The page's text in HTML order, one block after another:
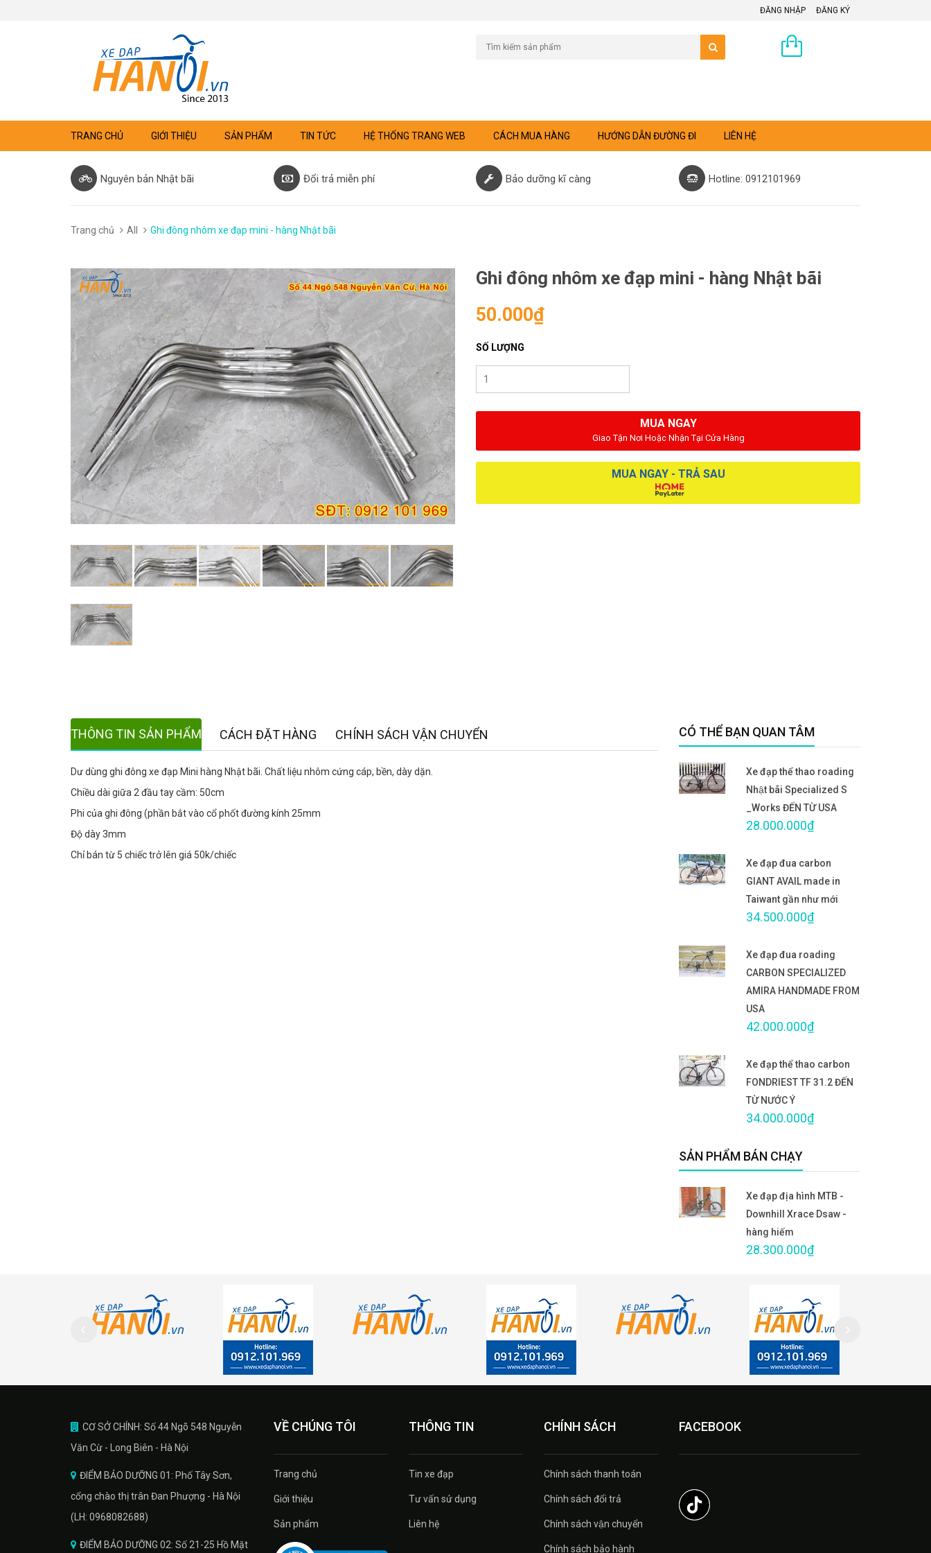
ĐĂNG NHẬP ĐĂNG KÝ
TRANG CHỦ GIỚI THIỆU SẢN PHẨM TIN TỨC HỆ THỐNG TRANG WEB CÁCH MUA HÀNG HƯỚNG DẪN ĐƯỜNG ĐI LIÊN HỆ
Nguyên bản Nhật bãi Đổi trả miễn phí Bảo dưỡng kĩ càng Hotline: 0912101969
Trang chủ All Ghi đông nhôm xe đạp mini - hàng Nhật bãi
Ghi đông nhôm xe đạp mini - hàng Nhật bãi
50.000₫
SỐ LƯỢNG
MUA NGAY
Giao Tận Nơi Hoặc Nhận Tại Cửa Hàng
MUA NGAY - TRẢ SAU
THÔNG TIN SẢN PHẨM CÁCH ĐẶT HÀNG CHÍNH SÁCH VẬN CHUYỂN
Dư dùng ghi đông xe đạp Mini hàng Nhật bãi. Chất liệu nhôm cứng cáp, bền, dày dặn.
Chiều dài giữa 2 đầu tay cầm: 50cm
Phi của ghi đông (phần bắt vào cổ phốt đường kính 25mm
Độ dày 3mm
Chỉ bán từ 5 chiếc trở lên giá 50k/chiếc
CÓ THỂ BẠN QUAN TÂM
Xe đạp thể thao roading
Nhật bãi Specialized S
_Works ĐẾN TỪ USA
28.000.000₫
Xe đạp đua carbon
GIANT AVAIL made in
Taiwant gần như mới
34.500.000₫
Xe đạp đua roading
CARBON SPECIALIZED
AMIRA HANDMADE FROM
USA
42.000.000₫
Xe đạp thể thao carbon
FONDRIEST TF 31.2 ĐẾN
TỪ NƯỚC Ý
34.000.000₫
SẢN PHẨM BÁN CHẠY
Xe đạp địa hình MTB -
Downhill Xrace Dsaw -
hàng hiếm
28.300.000₫
CƠ SỞ CHÍNH: Số 44 Ngõ 548 Nguyễn
Văn Cừ - Long Biên - Hà Nội
ĐIỂM BẢO DƯỠNG 01: Phố Tây Sơn,
cổng chào thị trân Đan Phượng - Hà Nội
(LH: 0968082688)
ĐIỂM BẢO DƯỠNG 02: Số 21-25 Hồ Mặt
VỀ CHÚNG TÔI
Trang chủ
Giới thiệu
Sản phẩm
THÔNG TIN
Tin xe đạp
Tư vấn sử dụng
Liên hệ
CHÍNH SÁCH
Chính sách thanh toán
Chính sách đổi trả
Chính sách vận chuyển
Chính sách bảo hành
FACEBOOK